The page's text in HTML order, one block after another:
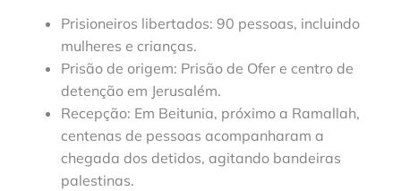
Prisioneiros libertados: 90 pessoas, incluindo
mulheres e crianças.
Prisão de origem: Prisão de Ofer e centro de
detenção em Jerusalém.
Recepção: Em Beitunia, próximo a Ramallah,
centenas de pessoas acompanharam a
chegada dos detidos, agitando bandeiras
palestinas.